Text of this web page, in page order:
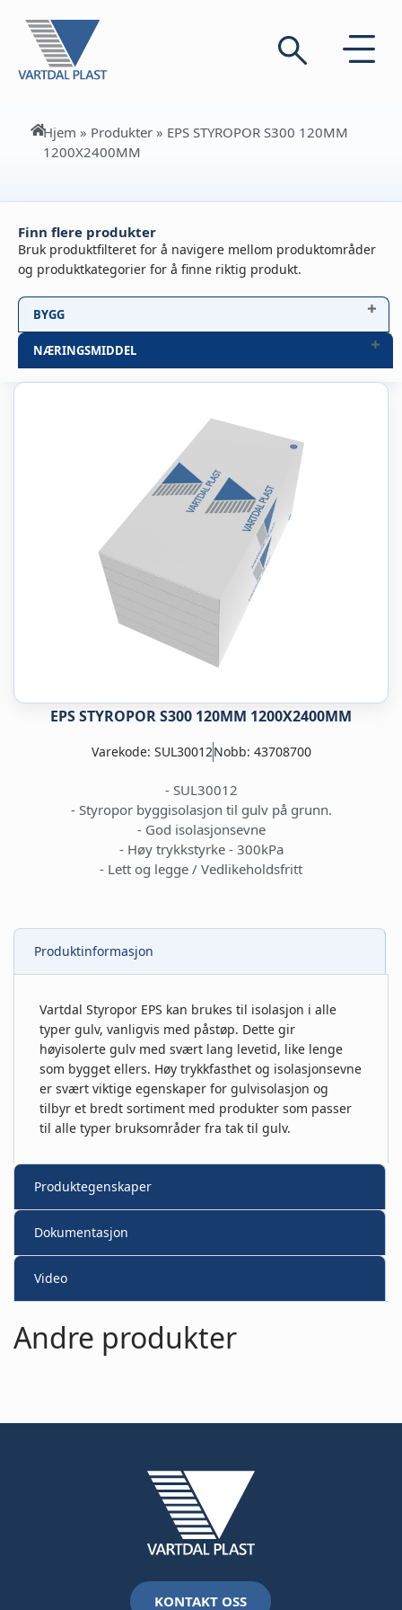
Hjem » Produkter » EPS STYROPOR S300 120MM
1200X2400MM
Finn flere produkter
Bruk produktfilteret for å navigere mellom produktområder
og produktkategorier for å finne riktig produkt.
BYGG
NÆRINGSMIDDEL
EPS STYROPOR S300 120MM 1200X2400MM
Varekode: SUL30012Nobb: 43708700
- SUL30012
- Styropor byggisolasjon til gulv på grunn.
- God isolasjonsevne
- Høy trykkstyrke - 300kPa
- Lett og legge / Vedlikeholdsfritt
Produktinformasjon
Vartdal Styropor EPS kan brukes til isolasjon i alle
typer gulv, vanligvis med påstøp. Dette gir
høyisolerte gulv med svært lang levetid, like lenge
som bygget ellers. Høy trykkfasthet og isolasjonsevne
er svært viktige egenskaper for gulvisolasjon og
tilbyr et bredt sortiment med produkter som passer
til alle typer bruksområder fra tak til gulv.
Produktegenskaper
Dokumentasjon
Video
Andre produkter
KONTAKT OSS